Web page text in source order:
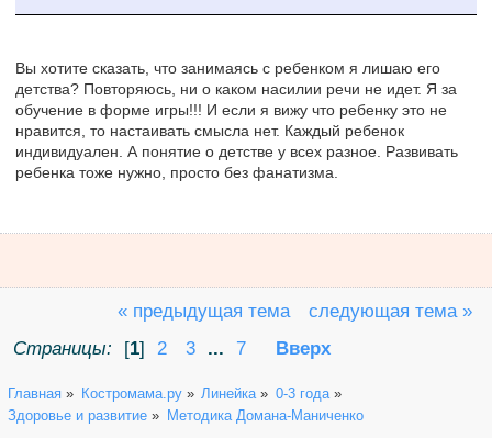
Вы хотите сказать, что занимаясь с ребенком я лишаю его
детства? Повторяюсь, ни о каком насилии речи не идет. Я за
обучение в форме игры!!! И если я вижу что ребенку это не
нравится, то настаивать смысла нет. Каждый ребенок
индивидуален. А понятие о детстве у всех разное. Развивать
ребенка тоже нужно, просто без фанатизма.
« предыдущая тема
следующая тема »
Страницы:
[1] 2 3 ... 7 Вверх
Главная » Костромама.ру» Линейка» 0-3 года»
Здоровье и развитие » Методика Домана-Маниченко